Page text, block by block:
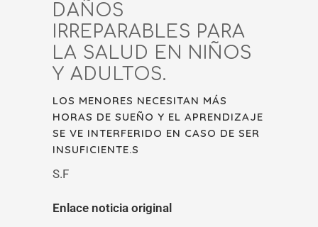
DAÑOS
IRREPARABLES PARA
LA SALUD EN NIÑOS
Y ADULTOS.
LOS MENORES NECESITAN MÁS
HORAS DE SUEÑO Y EL APRENDIZAJE
SE VE INTERFERIDO EN CASO DE SER
INSUFICIENTE.S
S.F
Enlace noticia original